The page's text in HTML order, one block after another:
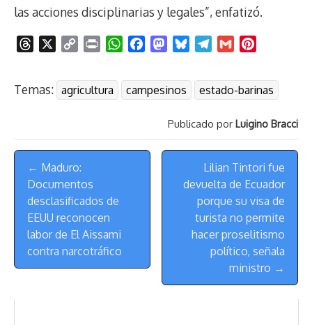
las acciones disciplinarias y legales”, enfatizó.
e
s
p
y
n
i
n
W
a
t
p
c
e
o
M
s
t
d
o
k
y
l
e
r
a
m
a
i
n
t
r
e
Temas: agricultura campesinos estado-barinas
Publicado por Luigino Bracci
Menú
de
Navegación
← Maduro:
Documentos
desclasificados de
EEUU reconocen
labor de El Aissami
contra narcotráfico
Lilian Tintori fue
devuelta de Ecuador
porque su visa de
turista no permite
hacer proselitismo
político, señala
ministro →